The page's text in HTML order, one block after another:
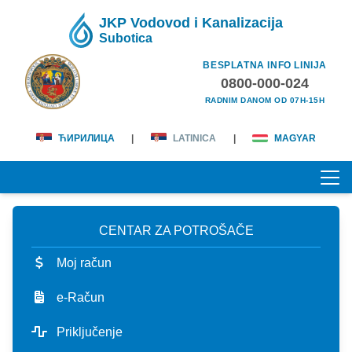
JKP Vodovod i Kanalizacija
Subotica
BESPLATNA INFO LINIJA
0800-000-024
RADNIM DANOM OD 07H-15H
ЋИРИЛИЦА LATINICA MAGYAR
POČETNA
O NAMA
lična karta
KORISNICI
CENTAR ZA POTROŠAČE
Moj račun
e-Račun
Priključenje